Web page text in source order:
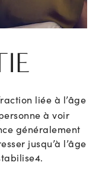
liée à l’âge
à voir
généralement
jusqu’à l’âge
4.